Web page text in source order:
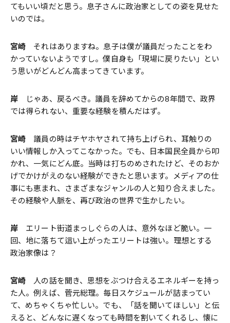
てもいい頃だと思う。息子さんに政治家としての姿を見せた
いのでは。
宮崎 それはありますね。息子は僕が議員だったことをわ
かっていないようですし。僕自身も「現場に戻りたい」とい
う思いがどんどん高まってきています。
岸 じゃあ、戻るべき。議員を辞めてからの8年間で、政界
では得られない、重要な経験を積んだはず。
宮崎 議員の時はチヤホヤされて持ち上げられ、耳触りの
いい情報しか入ってこなかった。でも、日本国民全員から叩
かれ、一気にどん底。当時は打ちのめされたけど、そのおか
げでかけがえのない経験ができたと思います。メディアの仕
事にも恵まれ、さまざまなジャンルの人と知り合えました。
その経験や人脈を、再び政治の世界で生かしたい。
岸 エリート街道まっしぐらの人は、意外なほど脆い。一
回、地に落ちて這い上がったエリートは強い。理想とする
政治家像は？
宮崎 人の話を聞き、思想をぶつけ合えるエネルギーを持っ
た人。例えば、菅元総理。毎日スケジュールが詰まってい
て、めちゃくちゃ忙しい。でも、「話を聞いてほしい」と伝
えると、どんなに遅くなっても時間を割いてくれるし、懐に